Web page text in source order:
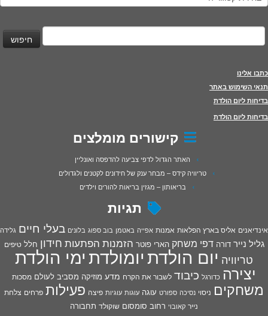
חיפוש:
כתבו אלינו
תנאי השימוש באתר
בדיחות ליום הולדת
בדיחות ליום הולדת
קישורים מומלצים
האתר הגדול לדפי צביעה להדפסה ואונליין
טריוויה קידס – מבחר ענק של חידונים לקטנים ולגדולים
בריאותון – מגזין בריאות להורים וילדים
תגיות
אינדיאנים אליס בארץ הפלאות אמנות אפייה באטמן בוב ספוג בלונים בעלי חיים גלידה
גליל נייר דורה דפי משחק הארי פוטר הזמנות הפתעות חידון חלל טיפים
טריוויה יום הולדתיומולדתימי הולדת
יצירה כדורגל כיבוד לשבור את הקרח מדע מוזיקה מסביב לעולם מסכות
משחקים ניסוי נסיכה ספורט עוגה עוגות עוגיות פיצה פעילות פרחים צלחת
נייר קאובוי רחוב סומסום שוקולד תחבורה